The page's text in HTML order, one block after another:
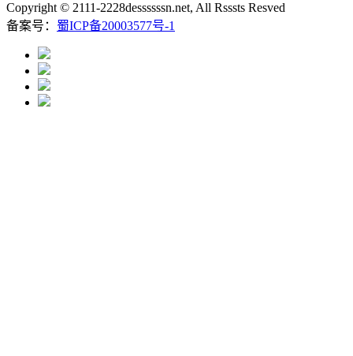
Copyright © 2111-2228dessssssn.net, All Rsssts Resved
备案号： 蜀ICP备20003577号-1